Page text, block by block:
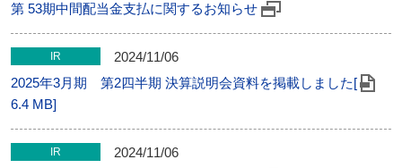
第 53期中間配当金支払に関するお知らせ
IR
2024/11/06
2025年3月期 第2四半期 決算説明会資料を掲載しました[
6.4 MB]
IR
2024/11/06